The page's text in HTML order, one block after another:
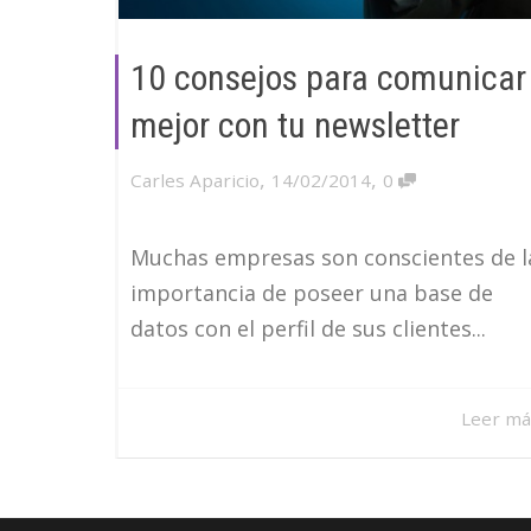
10 consejos para comunicar
mejor con tu newsletter
Carles Aparicio, 14/02/2014, 0
Muchas empresas son conscientes de
importancia de poseer una base de
datos con el perfil de sus clientes...
Leer